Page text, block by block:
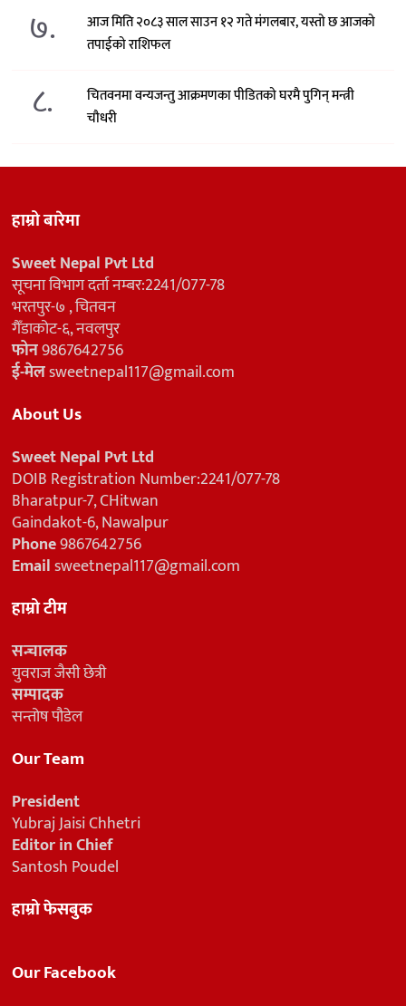
७.
आज मिति २०८३ साल साउन १२ गते मंगलबार, यस्तो छ आजको
तपाईको राशिफल
८.
चितवनमा वन्यजन्तु आक्रमणका पीडितको घरमै पुगिन् मन्त्री
चौधरी
हाम्रो बारेमा
Sweet Nepal Pvt Ltd
सूचना विभाग दर्ता नम्बर:2241/077-78
भरतपुर-७ , चितवन
गैँडाकोट-६, नवलपुर
फोन9867642756
ई-मेलsweetnepal117@gmail.com
About Us
Sweet Nepal Pvt Ltd
DOIB Registration Number:2241/077-78
Bharatpur-7, CHitwan
Gaindakot-6, Nawalpur
Phone9867642756
Emailsweetnepal117@gmail.com
हाम्रो टीम
सन्चालक
युवराज जैसी छेत्री
सम्पादक
सन्तोष पौडेल
Our Team
President
Yubraj Jaisi Chhetri
Editor in Chief
Santosh Poudel
हाम्रो फेसबुक
Our Facebook